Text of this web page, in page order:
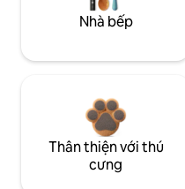
Nhà bếp
Thân thiện với thú
cưng